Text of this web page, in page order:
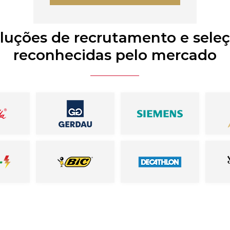
de recrutamento e
reconhecidas pelo mercado